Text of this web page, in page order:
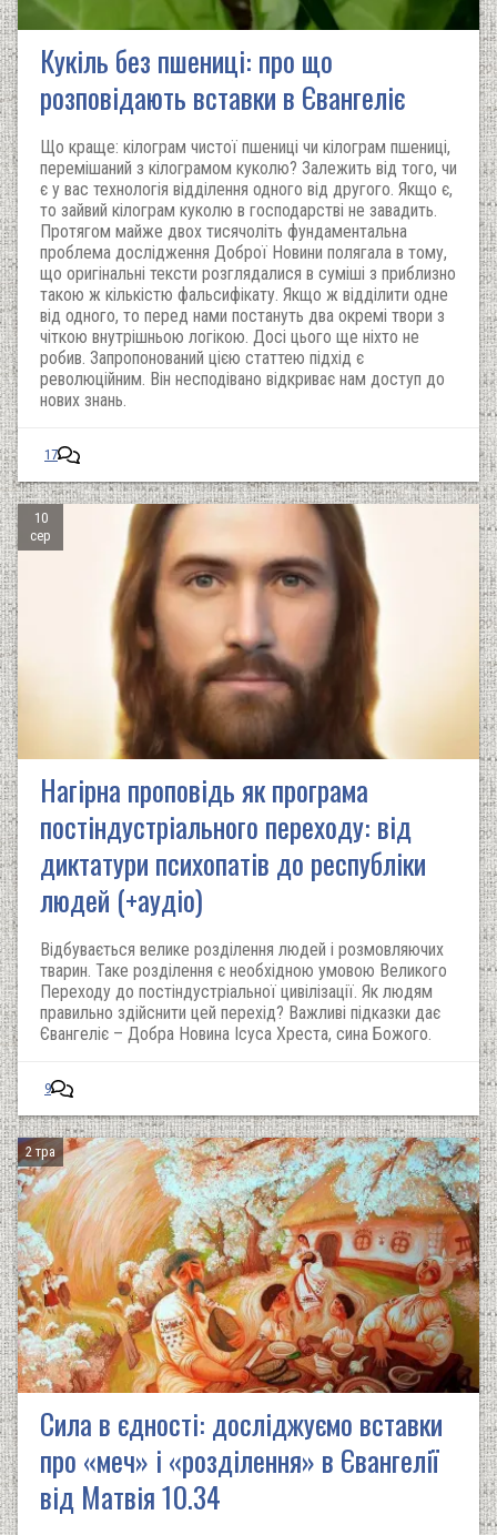
Кукіль без пшениці: про що
розповідають вставки в Євангеліє
Що краще: кілограм чистої пшениці чи кілограм пшениці,
перемішаний з кілограмом куколю? Залежить від того, чи
є у вас технологія відділення одного від другого. Якщо є,
то зайвий кілограм куколю в господарстві не завадить.
Протягом майже двох тисячоліть фундаментальна
проблема дослідження Доброї Новини полягала в тому,
що оригінальні тексти розглядалися в суміші з приблизно
такою ж кількістю фальсифікату. Якщо ж відділити одне
від одного, то перед нами постануть два окремі твори з
чіткою внутрішньою логікою. Досі цього ще ніхто не
робив. Запропонований цією статтею підхід є
революційним. Він несподівано відкриває нам доступ до
нових знань.
17
10
сер
Нагірна проповідь як програма
постіндустріального переходу: від
диктатури психопатів до республіки
людей (+аудіо)
Відбувається велике розділення людей і розмовляючих
тварин. Таке розділення є необхідною умовою Великого
Переходу до постіндустріальної цивілізації. Як людям
правильно здійснити цей перехід? Важливі підказки дає
Євангеліє – Добра Новина Ісуса Хреста, сина Божого.
9
2 тра
Сила в єдності: досліджуємо вставки
про «меч» і «розділення» в Євангелії
від Матвія 10.34